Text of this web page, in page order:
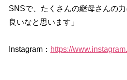
SNSで、たくさんの継母さんの
良いなと思います」
Instagram： https://